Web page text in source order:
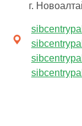
г.